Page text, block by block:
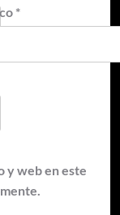
*
y web en este